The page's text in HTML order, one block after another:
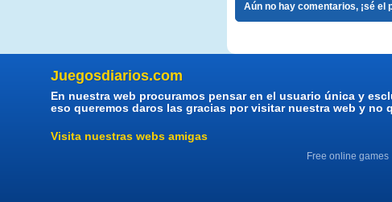
Aún no hay comentarios, ¡sé el
Juegosdiarios.com
En nuestra web procuramos pensar en el usuario única y
eso queremos daros las gracias por visitar nuestra web y
Visita nuestras webs amigas
Free online games